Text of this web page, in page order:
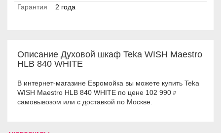
Гарантия
2 года
Описание Духовой шкаф Teka WISH Maestro
HLB 840 WHITE
В интернет-магазине Евромойка вы можете купить Teka
WISH Maestro HLB 840 WHITE по цене 102 990 ₽
самовывозом или с доставкой по Москве.